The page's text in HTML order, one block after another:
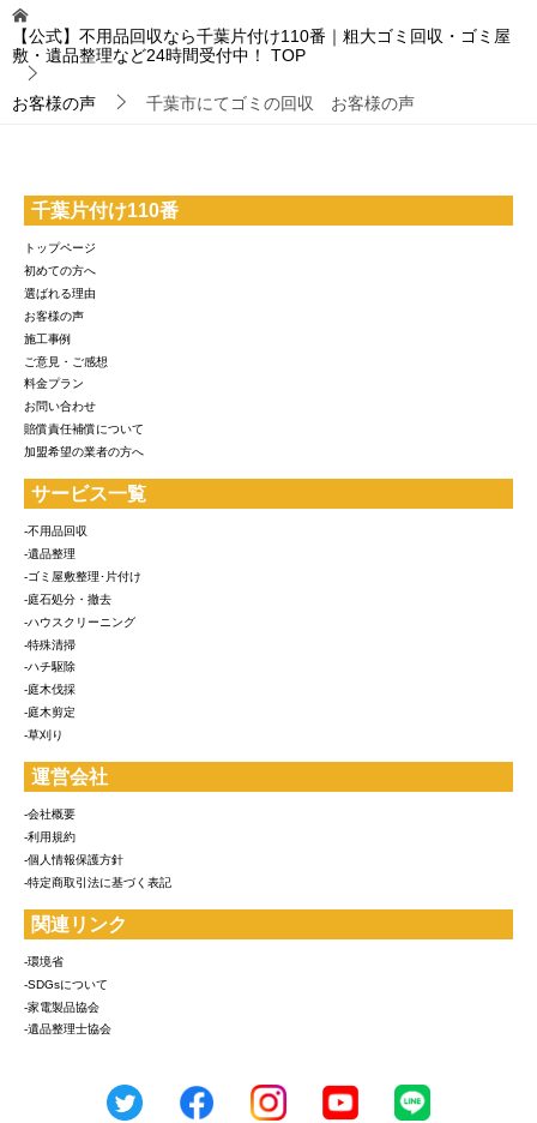
【公式】不用品回収なら千葉片付け110番｜粗大ゴミ回収・ゴミ屋
敷・遺品整理など24時間受付中！
TOP
お客様の声 千葉市にてゴミの回収 お客様の声
千葉片付け110番
トップページ
初めての方へ
選ばれる理由
お客様の声
施工事例
ご意見・ご感想
料金プラン
お問い合わせ
賠償責任補償について
加盟希望の業者の方へ
サービス一覧
-不用品回収
-遺品整理
-ゴミ屋敷整理･片付け
-庭石処分・撤去
-ハウスクリーニング
-特殊清掃
-ハチ駆除
-庭木伐採
-庭木剪定
-草刈り
運営会社
-会社概要
-利用規約
-個人情報保護方針
-特定商取引法に基づく表記
関連リンク
-環境省
-SDGsについて
-家電製品協会
-遺品整理士協会